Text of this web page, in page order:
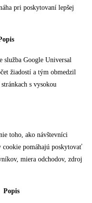
pri poskytovaní lepšej
služba Google Universal
žiadostí a tým obmedzil
s vysokou
toho, ako návštevníci
pomáhajú poskytovať
miera odchodov, zdroj
Popis